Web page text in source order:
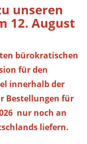
unseren
12. August
bürokratischen
für den
innerhalb der
Bestellungen für
nur noch an
liefern.